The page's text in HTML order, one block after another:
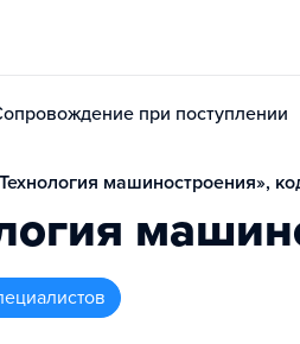
при поступлении
машиностроения»,